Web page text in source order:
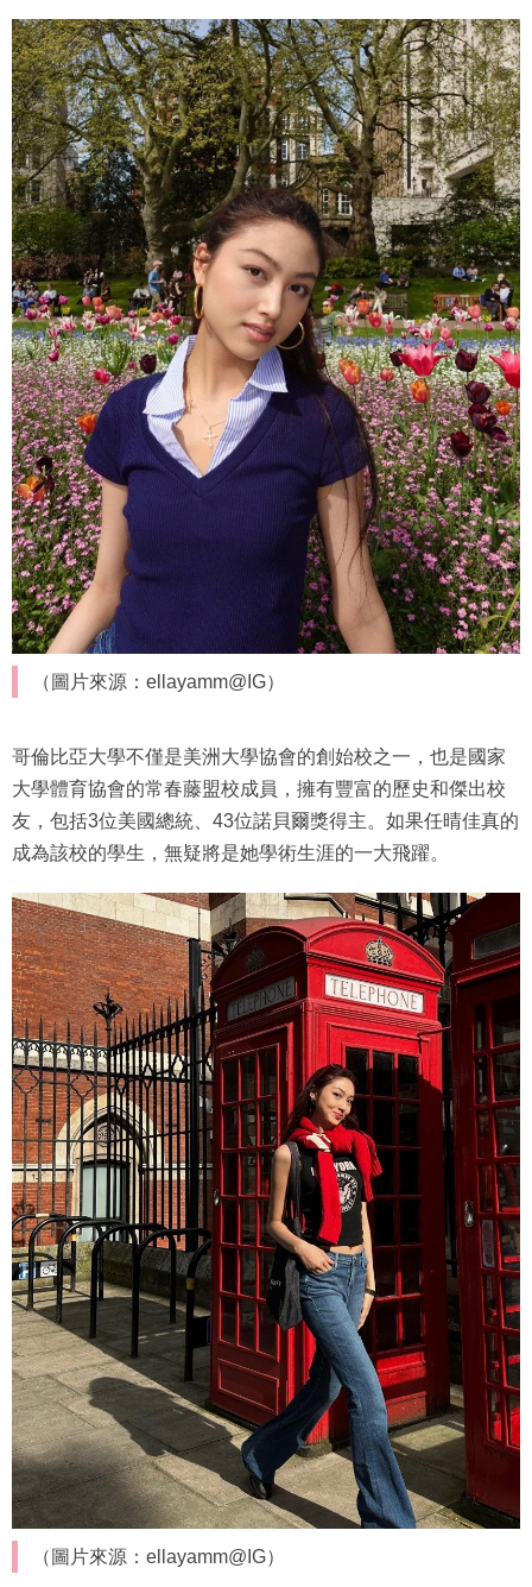
（圖片來源：ellayamm@IG）
哥倫比亞大學不僅是美洲大學協會的創始校之一，也是國家
大學體育協會的常春藤盟校成員，擁有豐富的歷史和傑出校
友，包括3位美國總統、43位諾貝爾獎得主。如果任晴佳真的
成為該校的學生，無疑將是她學術生涯的一大飛躍。
（圖片來源：ellayamm@IG）